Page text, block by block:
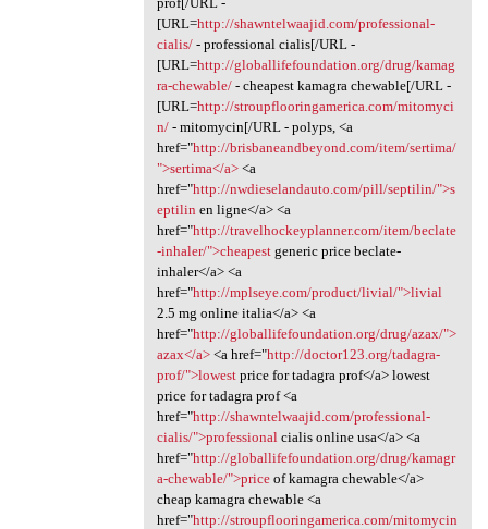
[URL=http://shawntelwaajid.com/professional-
cialis/- professional cialis[/URL -
[URL=http://globallifefoundation.org/drug/kamag
ra-chewable/- cheapest kamagra chewable[/URL -
[URL=http://stroupflooringamerica.com/mitomyci
n/- mitomycin[/URL - polyps, <a
href="http://brisbaneandbeyond.com/item/sertima/
">sertima</a><a
href="http://nwdieselandauto.com/pill/septilin/">s
eptilin en ligne</a> <a
href="http://travelhockeyplanner.com/item/beclate
-inhaler/">cheapestgeneric price beclate-
inhaler</a> <a
href="http://mplseye.com/product/livial/">livial
2.5 mg online italia</a> <a
href="http://globallifefoundation.org/drug/azax/">
azax</a><a href="http://doctor123.org/tadagra-
prof/">lowestprice for tadagra prof</a> lowest
price for tadagra prof <a
href="http://shawntelwaajid.com/professional-
cialis/">professional cialis online usa</a> <a
href="http://globallifefoundation.org/drug/kamagr
a-chewable/">priceof kamagra chewable</a>
cheap kamagra chewable <a
href="http://stroupflooringamerica.com/mitomycin